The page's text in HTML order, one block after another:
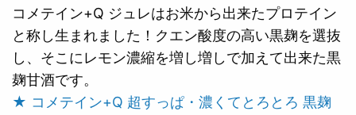
コメテイン+Q ジュレはお米から出来たプロテイン
と称し生まれました！クエン酸度の高い黒麹を選抜
し、そこにレモン濃縮を増し増しで加えて出来た黒
麹甘酒です。
★ コメテイン+Q 超すっぱ・濃くてとろとろ 黒麹